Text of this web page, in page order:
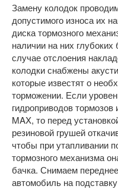
Замену колодок
допустимого износа их
диска тормозного
наличии на них
случае отслоения
колодки снабжены
которые известят о
торможении. Если
гидроприводов
MAX, то перед
резиновой грушей
чтобы при утапливании
тормозного механизма
бачка. Снимаем
автомобиль на